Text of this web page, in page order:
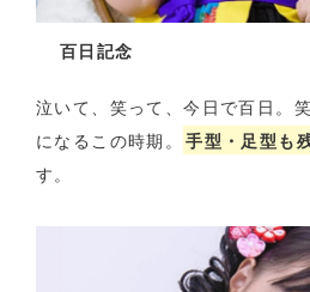
百日記念
泣いて、笑って、今日で百日。
になるこの時期。 手型・足型も
す。